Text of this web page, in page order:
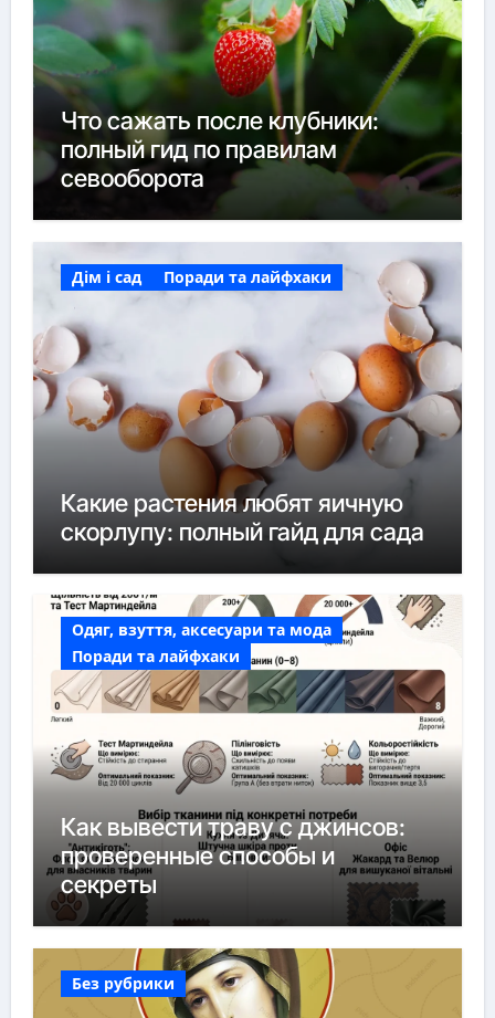
Что сажать после клубники:
полный гид по правилам
севооборота
Дім і сад Поради та лайфхаки
Какие растения любят яичную
скорлупу: полный гайд для сада
Одяг, взуття, аксесуари та мода
Поради та лайфхаки
Как вывести траву с джинсов:
проверенные способы и
секреты
Без рубрики